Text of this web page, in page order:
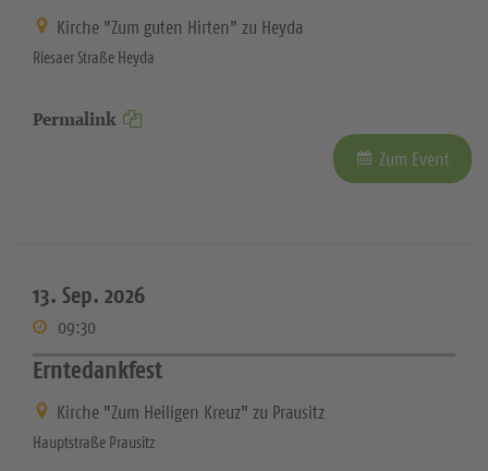
Kirche "Zum guten Hirten" zu Heyda
Riesaer Straße Heyda
Permalink
Zum Event
13. Sep. 2026
09:30
Erntedankfest
Kirche "Zum Heiligen Kreuz" zu Prausitz
Hauptstraße Prausitz